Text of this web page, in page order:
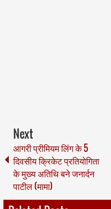
Next
आगरी प्रीमियम लिंग के 5
दिवसीय क्रिकेट प्रतियोगिता
के मुख्य अतिथि बने जनार्दन
पाटील (मामा)